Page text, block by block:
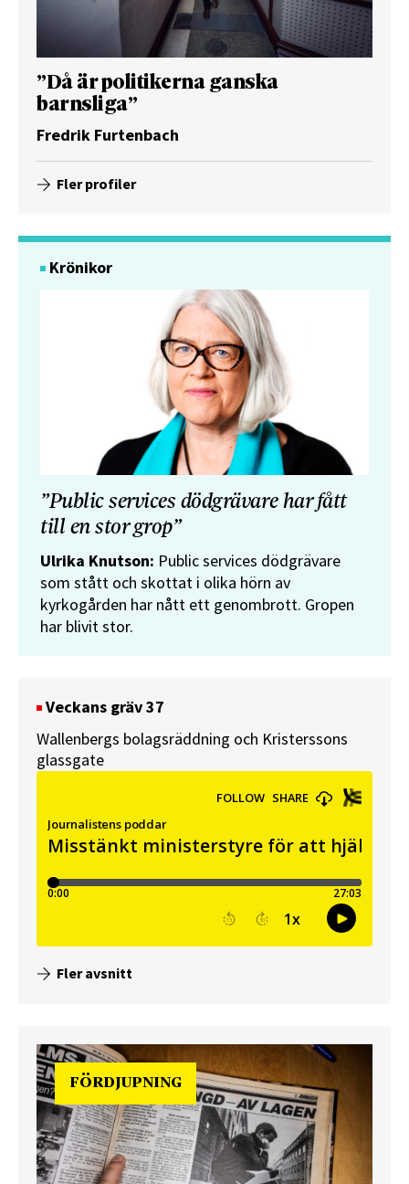
”Då är politikerna ganska
barnsliga”
Fredrik Furtenbach
Fler profiler
Krönikor
”Public services dödgrävare har fått
till en stor grop”
Ulrika Knutson: Public services dödgrävare
som stått och skottat i olika hörn av
kyrkogården har nått ett genombrott. Gropen
har blivit stor.
Veckans gräv 37
Wallenbergs bolagsräddning och Kristerssons
glassgate
Fler avsnitt
FÖRDJUPNING